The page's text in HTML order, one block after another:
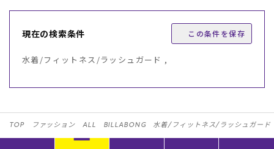
現在の検索条件 この条件を保存
水着/フィットネス/ラッシュガード ,
TOP ファッション ALL BILLABONG 水着/フィットネス/ラッシュガード